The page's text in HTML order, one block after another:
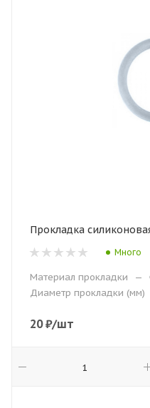
Прокладка
Много
Материал прокладки —
Диаметр прокладки (мм)
20₽/шт